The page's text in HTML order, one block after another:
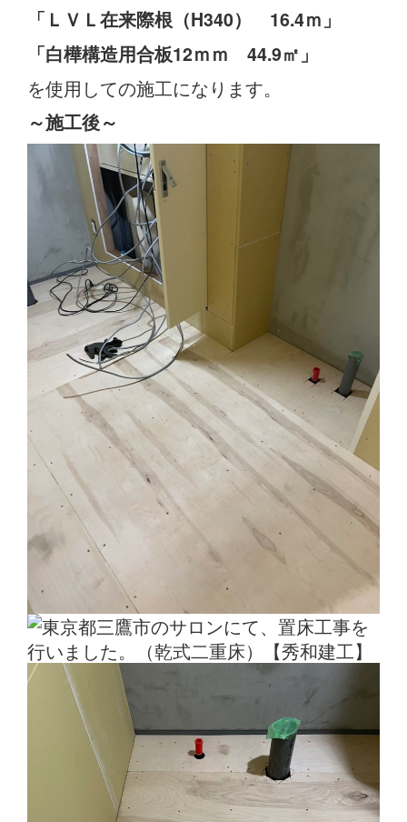
「ＬＶＬ在来際根（H340） 16.4ｍ」
「白樺構造用合板12ｍｍ 44.9㎡」
を使用しての施工になります。
～施工後～